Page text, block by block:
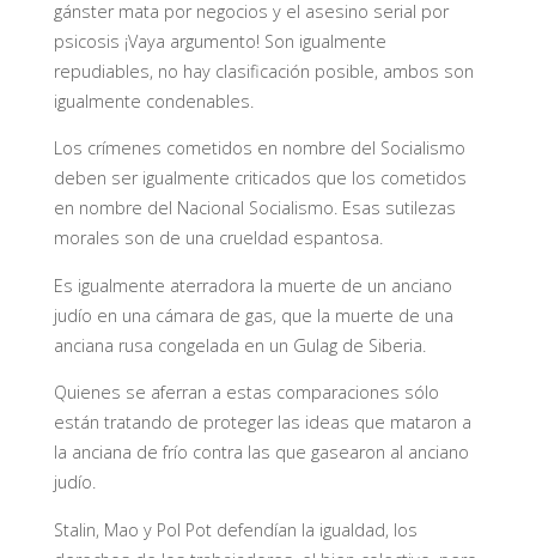
gánster mata por negocios y el asesino serial por
psicosis ¡Vaya argumento! Son igualmente
repudiables, no hay clasificación posible, ambos son
igualmente condenables.
Los crímenes cometidos en nombre del Socialismo
deben ser igualmente criticados que los cometidos
en nombre del Nacional Socialismo. Esas sutilezas
morales son de una crueldad espantosa.
Es igualmente aterradora la muerte de un anciano
judío en una cámara de gas, que la muerte de una
anciana rusa congelada en un Gulag de Siberia.
Quienes se aferran a estas comparaciones sólo
están tratando de proteger las ideas que mataron a
la anciana de frío contra las que gasearon al anciano
judío.
Stalin, Mao y Pol Pot defendían la igualdad, los